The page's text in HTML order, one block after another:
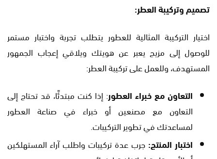
تصميم وتركيبة العطر:
اختيار التركيبة المثالية للعطور يتطلب تجربة واختبار مستمر
للوصول إلى مزيج يعبر عن هويتك ويلاقي إعجاب الجمهور
المستهدف، وللعمل على تركيبة العطر:
التعاون مع خبراء العطور: إذا كنت مبتدئًا، قد تحتاج إلى
التعاون مع مصنعين أو خبراء في صناعة العطور
لمساعدتك في تطوير التركيبات.
اختبار المنتج: جرب عدة تركيبات واطلب آراء المستهلكين